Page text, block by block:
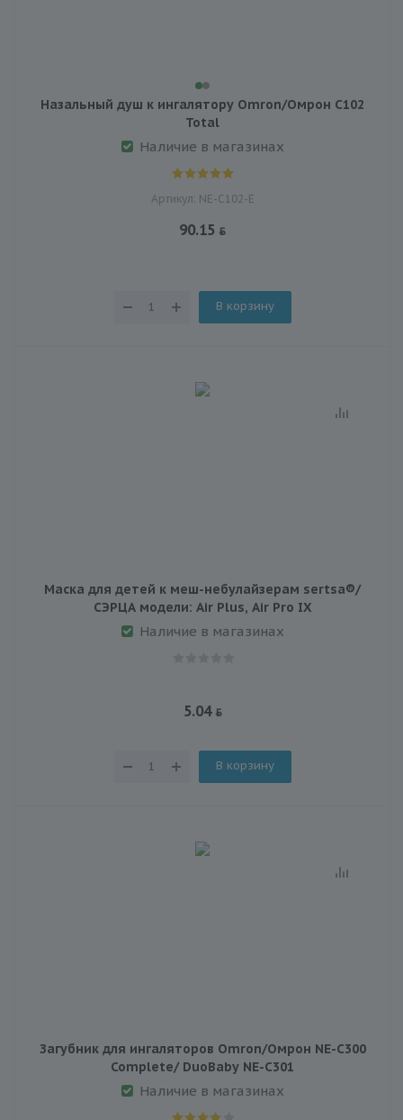
Назальный душ к ингалятору Omron/Омрон C102
Total
Наличие в магазинах
Артикул: NE-С102-Е
90.15
В корзину
Маска для детей к меш-небулайзерам sertsa®/
СЭРЦА модели: Air Plus, Air Pro IX
Наличие в магазинах
5.04
В корзину
Загубник для ингаляторов Omron/Омрон NE-C300
Complete/ DuoBaby NE-C301
Наличие в магазинах